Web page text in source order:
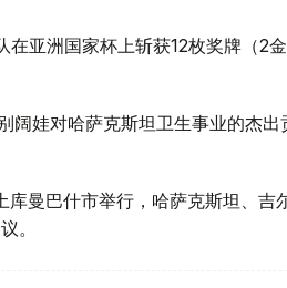
亚洲国家杯上斩获12枚奖牌（2
阔娃对哈萨克斯坦卫生事业的杰
曼巴什市举行，哈萨克斯坦、吉
。